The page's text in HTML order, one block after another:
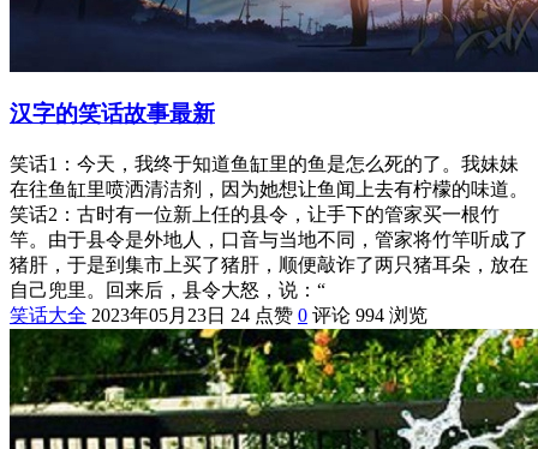
汉字的笑话故事最新
笑话1：今天，我终于知道鱼缸里的鱼是怎么死的了。我妹妹
在往鱼缸里喷洒清洁剂，因为她想让鱼闻上去有柠檬的味道。
笑话2：古时有一位新上任的县令，让手下的管家买一根竹
竿。由于县令是外地人，口音与当地不同，管家将竹竿听成了
猪肝，于是到集市上买了猪肝，顺便敲诈了两只猪耳朵，放在
自己兜里。回来后，县令大怒，说：“
笑话大全 2023年05月23日 24 点赞 0 评论 994 浏览